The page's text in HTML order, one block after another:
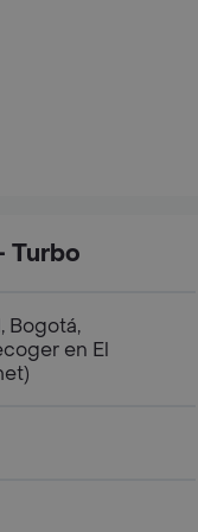
Turbo
Bogotá,
en El